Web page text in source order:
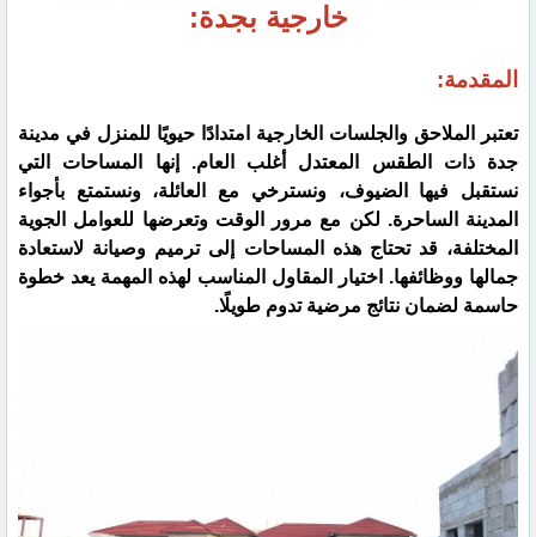
خارجية بجدة:
المقدمة:
تعتبر الملاحق والجلسات الخارجية امتدادًا حيويًا للمنزل في مدينة
جدة ذات الطقس المعتدل أغلب العام. إنها المساحات التي
نستقبل فيها الضيوف، ونسترخي مع العائلة، ونستمتع بأجواء
المدينة الساحرة. لكن مع مرور الوقت وتعرضها للعوامل الجوية
المختلفة، قد تحتاج هذه المساحات إلى ترميم وصيانة لاستعادة
جمالها ووظائفها. اختيار المقاول المناسب لهذه المهمة يعد خطوة
حاسمة لضمان نتائج مرضية تدوم طويلًا.